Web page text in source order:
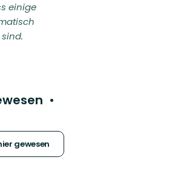
einige
gewesen